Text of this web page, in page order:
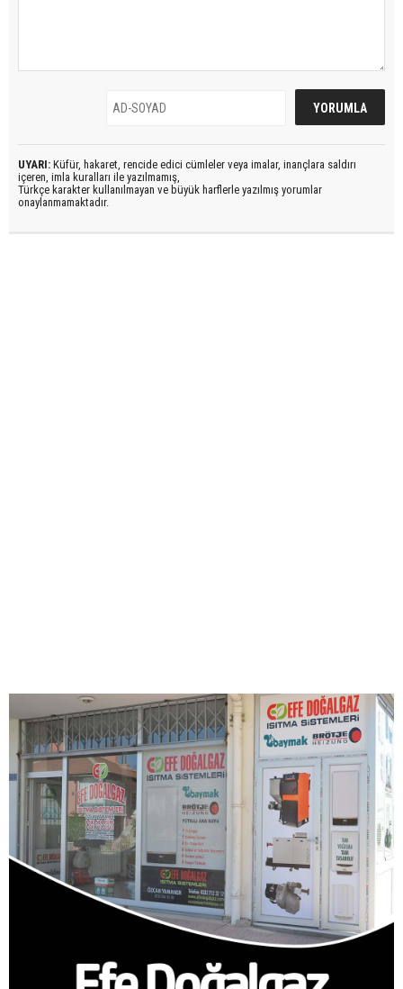
UYARI: Küfür, hakaret, rencide edici cümleler veya imalar, inançlara saldırı
içeren, imla kuralları ile yazılmamış,
Türkçe karakter kullanılmayan ve büyük harflerle yazılmış yorumlar
onaylanmamaktadır.